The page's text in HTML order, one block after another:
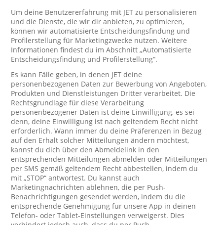
Um deine Benutzererfahrung mit JET zu personalisieren
und die Dienste, die wir dir anbieten, zu optimieren,
können wir automatisierte Entscheidungsfindung und
Profilerstellung für Marketingzwecke nutzen. Weitere
Informationen findest du im Abschnitt „Automatisierte
Entscheidungsfindung und Profilerstellung“.
Es kann Fälle geben, in denen JET deine
personenbezogenen Daten zur Bewerbung von Angeboten,
Produkten und Dienstleistungen Dritter verarbeitet. Die
Rechtsgrundlage für diese Verarbeitung
personenbezogener Daten ist deine Einwilligung, es sei
denn, deine Einwilligung ist nach geltendem Recht nicht
erforderlich. Wann immer du deine Präferenzen in Bezug
auf den Erhalt solcher Mitteilungen ändern möchtest,
kannst du dich über den Abmeldelink in den
entsprechenden Mitteilungen abmelden oder Mitteilungen
per SMS gemäß geltendem Recht abbestellen, indem du
mit „STOP“ antwortest. Du kannst auch
Marketingnachrichten ablehnen, die per Push-
Benachrichtigungen gesendet werden, indem du die
entsprechende Genehmigung für unsere App in deinen
Telefon- oder Tablet-Einstellungen verweigerst. Dies